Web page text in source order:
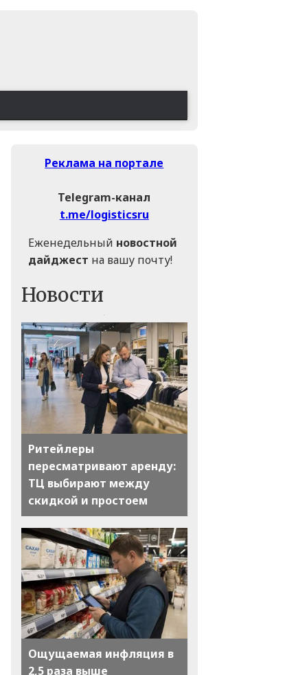
Реклама на портале
Telegram-канал
t.me/logisticsru
Еженедельный новостной
дайджест на вашу почту!
Новости
Ритейлеры
пересматривают аренду:
ТЦ выбирают между
скидкой и простоем
Ощущаемая инфляция в
2,5 раза выше